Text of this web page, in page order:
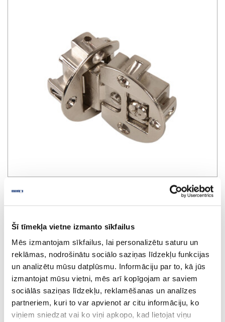
Šī tīmekļa vietne izmanto sīkfailus
Mēs izmantojam sīkfailus, lai personalizētu saturu un
reklāmas, nodrošinātu sociālo saziņas līdzekļu funkcijas
un analizētu mūsu datplūsmu. Informāciju par to, kā jūs
izmantojat mūsu vietni, mēs arī kopīgojam ar saviem
sociālās saziņas līdzekļu, reklamēšanas un analīzes
partneriem, kuri to var apvienot ar citu informāciju, ko
viņiem sniedzat vai ko viņi apkopo, kad lietojat viņu
Flap hinge